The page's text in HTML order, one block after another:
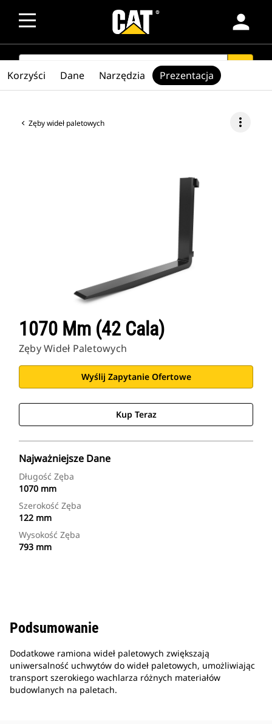
person
SEARCH
Zęby wideł paletowych more_vert
1070 Mm (42 Cala)
Zęby Wideł Paletowych
Wyślij Zapytanie Ofertowe
Kup Teraz
Najważniejsze Dane
Długość Zęba
1070 mm
Szerokość Zęba
122 mm
Wysokość Zęba
793 mm
Korzyści Dane Narzędzia Prezentacja
Podsumowanie
Dodatkowe ramiona wideł paletowych zwiększają
uniwersalność uchwytów do wideł paletowych, umożliwiając
transport szerokiego wachlarza różnych materiałów
budowlanych na paletach.